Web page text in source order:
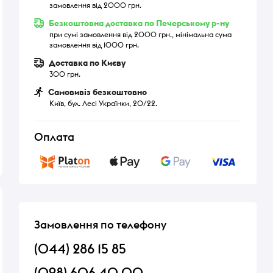
замовлення від 2000 грн.
Безкоштовна доставка по Печерському р-ну
при сумі замовлення від 2000 грн., мінімальна сума
замовлення від 1000 грн.
Доставка по Києву
300 грн.
Самовивіз безкоштовно
Київ, бул. Лесі Українки, 20/22.
Оплата
Замовлення по телефону
(044) 286 15 85